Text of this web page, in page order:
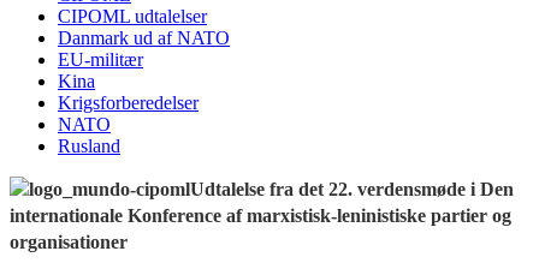
CIPOML udtalelser
Danmark ud af NATO
EU-militær
Kina
Krigsforberedelser
NATO
Rusland
Udtalelse fra det 22. verdensmøde i Den
internationale Konference af marxistisk-leninistiske partier og
organisationer